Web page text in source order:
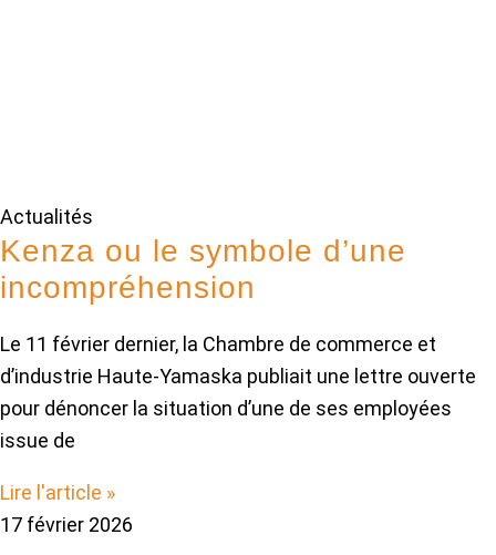
Actualités
Kenza ou le symbole d’une
incompréhension
Le 11 février dernier, la Chambre de commerce et
d’industrie Haute-Yamaska publiait une lettre ouverte
pour dénoncer la situation d’une de ses employées
issue de
Lire l'article »
17 février 2026